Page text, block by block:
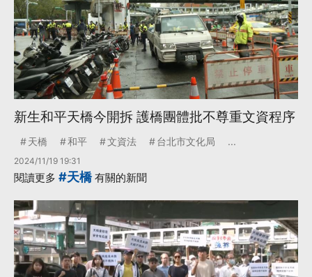
新生和平天橋今開拆 護橋團體批不尊重文資程序
天橋 和平 文資法 台北市文化局 ...
2024/11/19 19:31
閱讀更多 #天橋有關的新聞